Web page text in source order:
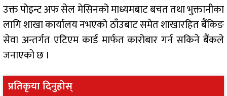
उक्त पोइन्ट अफ सेल मेसिनको माध्यमबाट बचत तथा भुक्तानीका
लागि शाखा कार्यालय नभएको ठाँउबाट समेत शाखारहित बैंकिङ
सेवा अन्तर्गत एटिएम कार्ड मार्फत कारोबार गर्न सकिने बैंकले
जनाएको छ ।
प्रतिकृया दिनुहोस्